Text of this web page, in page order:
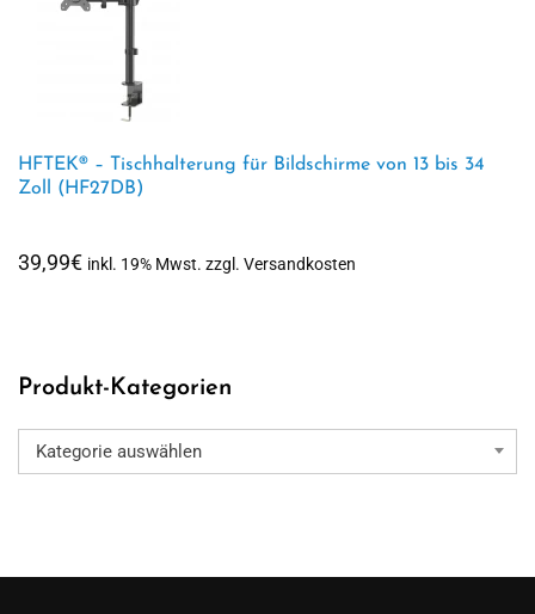
HFTEK® – Tischhalterung für Bildschirme von 13 bis 34
Zoll (HF27DB)
39,99€ inkl. 19% Mwst. zzgl. Versandkosten
Produkt-Kategorien
Kategorie auswählen